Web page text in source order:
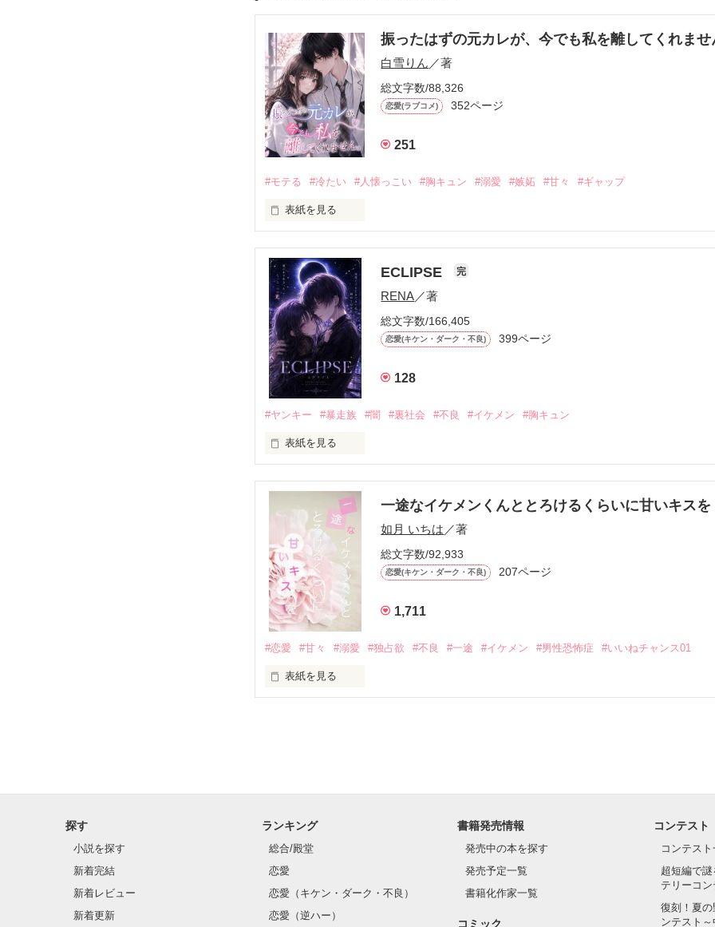
振ったはずの元カレが、今でも私を離してくれま
白雪りん ／著
総文字数/88,326
恋愛(ラブコメ) 352ページ
251
#モテる #冷たい #人懐っこい #胸キュン #溺愛 #嫉妬 #甘々 #ギャップ
表紙を見る
モテる人を好きになるのが怖かった。
だから私は、中学時代に大好きだった彼を自分から振った。
もう会うことはないと思っていたのに、
高校生になって再会した彼は、隣の学校で”王子様”と呼ばれる人気者になっていた。
他の女の子には冷たいのに
「澪ちゃん。」
それは止まっていた恋が再び動き始める合図──。
✨.ﾟ･*..☆.｡.:*✨.☆.｡.:. *:ﾟ✨.ﾟ･*..☆.｡.:*✨
人見知りだけど優しい無自覚だけどモテる
冴木澪-SaekiMio
×
基本女子に冷たいのに澪にはわんこ男子になる
篠宮光-ShinomiyaHikaru
✨.ﾟ･*..☆.｡.:*✨.☆.｡.:. *:ﾟ✨.ﾟ･*..☆.｡.:*✨
ECLIPSE 完
RENA／著
総文字数/166,405
恋愛(キケン・ダーク・不良) 399ページ
128
#ヤンキー #暴走族 #闇 #裏社会 #不良 #イケメン #胸キュン
表紙を見る
一途なイケメンくんととろけるくらいに甘いキスを
如月 いちは ／著
総文字数/92,933
恋愛(キケン・ダーク・不良) 207ページ
1,711
#恋愛 #甘々 #溺愛 #独占欲 #不良 #一途 #イケメン #男性恐怖症 #いいねチャンス01
表紙を見る
クラス替えをして隣の席になったのは────
金髪に近い明るい髪色
探す
小説を探す
新着完結
新着レビュー
新着更新
ランキング
総合/殿堂
恋愛
恋愛（キケン・ダーク・不良）
恋愛（逆ハー）
書籍発売情報
発売中の本を探す
発売予定一覧
書籍化作家一覧
コミック
コンテスト
コンテス
超短編で
テリーコ
復刻！夏
ンテスト